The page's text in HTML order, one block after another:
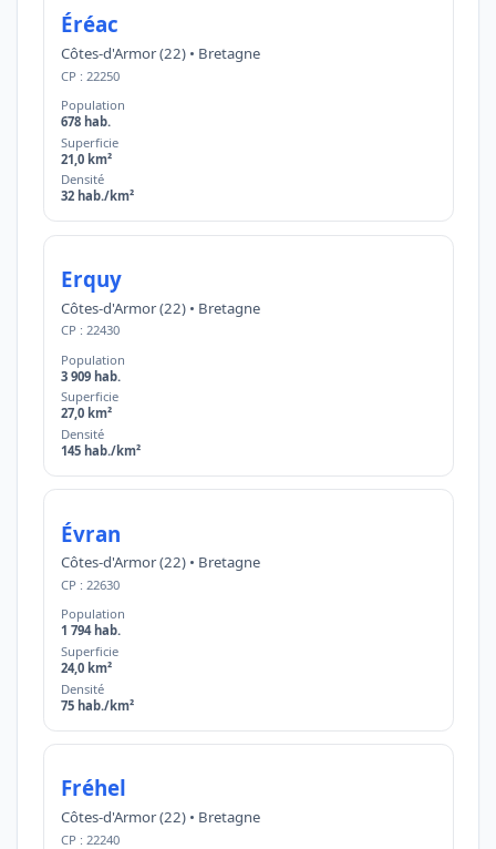
Éréac
Côtes-d'Armor (22) • Bretagne
CP : 22250
Population
678 hab.
Superficie
21,0 km²
Densité
32 hab./km²
Erquy
Côtes-d'Armor (22) • Bretagne
CP : 22430
Population
3 909 hab.
Superficie
27,0 km²
Densité
145 hab./km²
Évran
Côtes-d'Armor (22) • Bretagne
CP : 22630
Population
1 794 hab.
Superficie
24,0 km²
Densité
75 hab./km²
Fréhel
Côtes-d'Armor (22) • Bretagne
CP : 22240